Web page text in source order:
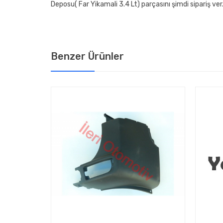
Deposu( Far Yikamali 3.4 Lt) parçasını şimdi sipariş ver.
Benzer Ürünler